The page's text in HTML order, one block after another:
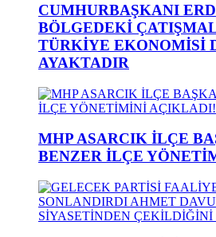
CUMHURBAŞKANI
BÖLGEDEKİ
TÜRKİYE EKONOMİSİ
AYAKTADIR
MHP ASARCIK İLÇE
BENZER İLÇE